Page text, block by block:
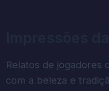
Relatos de jogadores
com a beleza e